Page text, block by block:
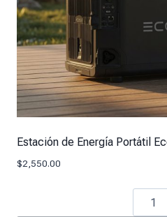
Estación de Energía Portátil
$2,550.00